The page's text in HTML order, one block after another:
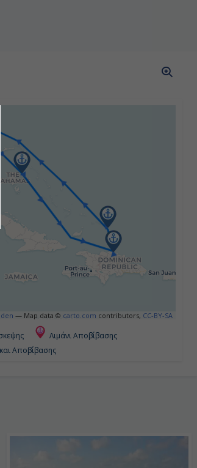
— Map data © carto.com contributors, CC-BY-SA
Λιμάνι Αποβίβασης
Αποβίβασης